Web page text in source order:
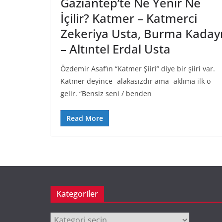
İçilir? Katmer – Katmerci
Zekeriya Usta, Burma
– Altıntel Erdal Usta
Özdemir Asaf’ın “Katmer Şiiri” diye bir şiiri var.
Katmer deyince -alakasızdır ama- aklıma ilk o
gelir. “Bensiz seni / benden
Read More
Kategoriler
Kategoriler